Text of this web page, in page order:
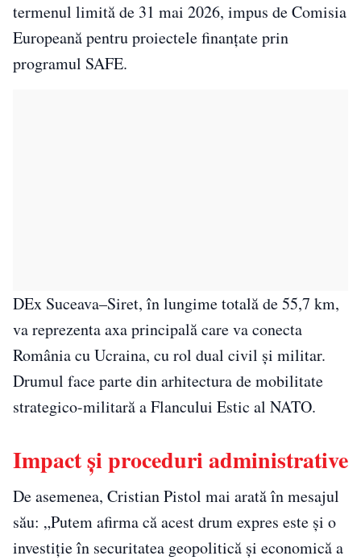
termenul limită de 31 mai 2026, impus de Comisia
Europeană pentru proiectele finanțate prin
programul SAFE.
DEx Suceava–Siret, în lungime totală de 55,7 km,
va reprezenta axa principală care va conecta
România cu Ucraina, cu rol dual civil și militar.
Drumul face parte din arhitectura de mobilitate
strategico-militară a Flancului Estic al NATO.
Impact și proceduri administrative
De asemenea, Cristian Pistol mai arată în mesajul
său: „Putem afirma că acest drum expres este și o
investiție în securitatea geopolitică și economică a